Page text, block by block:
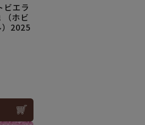
ビエラ
（ホビ
2025